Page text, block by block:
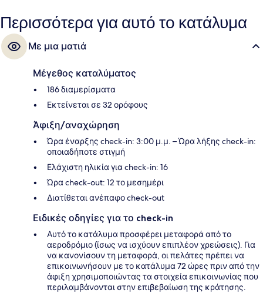
Περισσότερα για αυτό το κατάλυμα
Με μια ματιά
Μέγεθος καταλύματος
186 διαμερίσματα
Εκτείνεται σε 32 ορόφους
Άφιξη/αναχώρηση
Ώρα έναρξης check-in: 3:00 μ.μ. – Ώρα λήξης check-in:
οποιαδήποτε στιγμή
Ελάχιστη ηλικία για check-in: 16
Ώρα check-out: 12 το μεσημέρι
Διατίθεται ανέπαφο check-out
Ειδικές οδηγίες για το check-in
Αυτό το κατάλυμα προσφέρει μεταφορά από το
αεροδρόμιο (ίσως να ισχύουν επιπλέον χρεώσεις). Για
να κανονίσουν τη μεταφορά, οι πελάτες πρέπει να
επικοινωνήσουν με το κατάλυμα 72 ώρες πριν από την
άφιξη χρησιμοποιώντας τα στοιχεία επικοινωνίας που
περιλαμβάνονται στην επιβεβαίωση της κράτησης.